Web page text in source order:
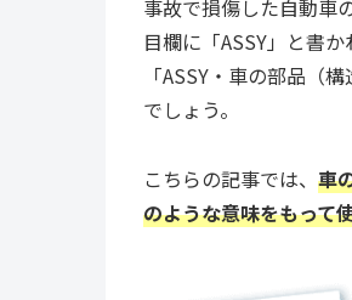
事故で損傷した自動車
目欄に「ASSY」と書
「ASSY・車の部品（
でしょう。
こちらの記事では、 車
のような意味をもって